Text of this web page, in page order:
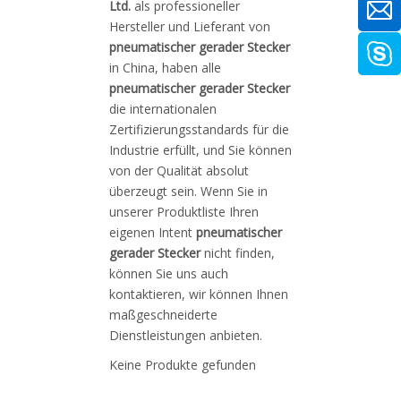
Ltd. als professioneller
Hersteller und Lieferant von
pneumatischer gerader Stecker
in China, haben alle
pneumatischer gerader Stecker
die internationalen
Zertifizierungsstandards für die
Industrie erfüllt, und Sie können
von der Qualität absolut
überzeugt sein. Wenn Sie in
unserer Produktliste Ihren
eigenen Intent pneumatischer
gerader Steckernicht finden,
können Sie uns auch
kontaktieren, wir können Ihnen
maßgeschneiderte
Dienstleistungen anbieten.
Keine Produkte gefunden